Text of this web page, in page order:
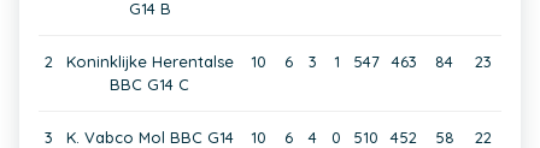
G14 B
2
Koninklijke Herentalse
BBC G14 C
10 6 3 1 547 463 84 23
3
K. Vabco Mol BBC G14
10 6 4 0 510 452 58 22